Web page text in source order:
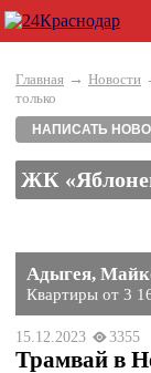
Главная → Новости
только
НАПИСАТЬ
ЖК
Адыгея,
Квартиры от 3
15.12.2023 3355
Трамвай в